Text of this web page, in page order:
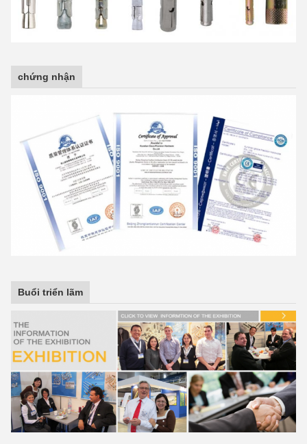
chứng nhận
Buổi triển lãm